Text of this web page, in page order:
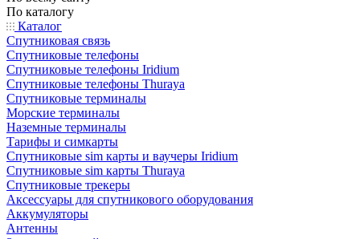
По каталогу
Каталог
Спутниковая связь
Спутниковые телефоны
Спутниковые телефоны Iridium
Спутниковые телефоны Thuraya
Спутниковые терминалы
Морские терминалы
Наземные терминалы
Тарифы и симкарты
Спутниковые sim карты и ваучеры Iridium
Спутниковые sim карты Thuraya
Спутниковые трекеры
Аксессуары для спутникового оборудования
Аккумуляторы
Антенны